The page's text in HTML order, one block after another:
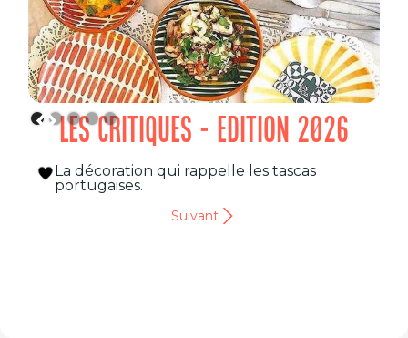
LES CRITIQUES - EDITION 2026
La décoration qui rappelle les tascas
portugaises.
Suivant